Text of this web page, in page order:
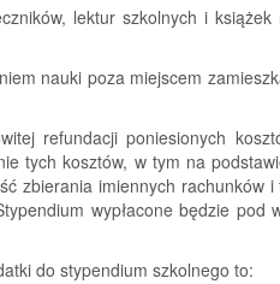
lektur szkolnych i książek
nauki poza miejscem
refundacji poniesionych
tych kosztów, w tym na
zbierania imiennych rachunków
wypłacone będzie pod
do stypendium szkolnego to: